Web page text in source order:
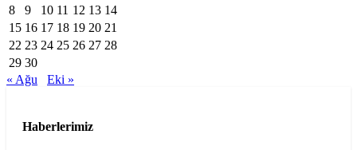
8
9 10 11 12 13 14
15 16 17 18 19 20 21
22 23 24 25 26 27 28
29 30
« Ağu
Eki »
Haberlerimiz